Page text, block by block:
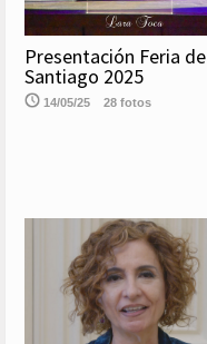
Presentación Feria de
Santiago 2025
14/05/25 28 fotos